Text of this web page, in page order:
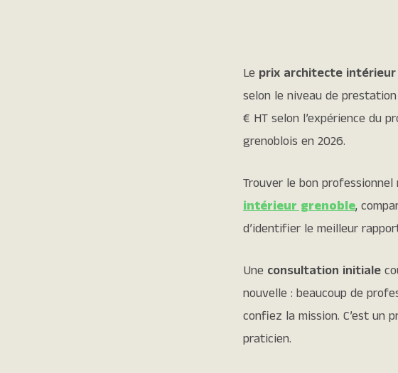
Le prix architecte intérieur
selon le niveau de
€ HT selon l’expérience du
grenoblois en 2026.
Trouver le bon
intérieur grenoble,
d’identifier le meilleur
Une consultation initiale
nouvelle : beaucoup de
confiez la mission. C’est un
praticien.